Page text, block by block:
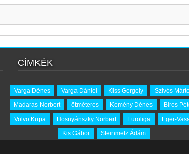
CÍMKÉK
Varga Dénes Varga Dániel Kiss Gergely
Szivós
Madaras Norbert
ötméteres Kemény Dénes
Biros
Volvo Kupa
Hosnyánszky Norbert Euroliga
Eger-
Kis Gábor
Steinmetz Ádám